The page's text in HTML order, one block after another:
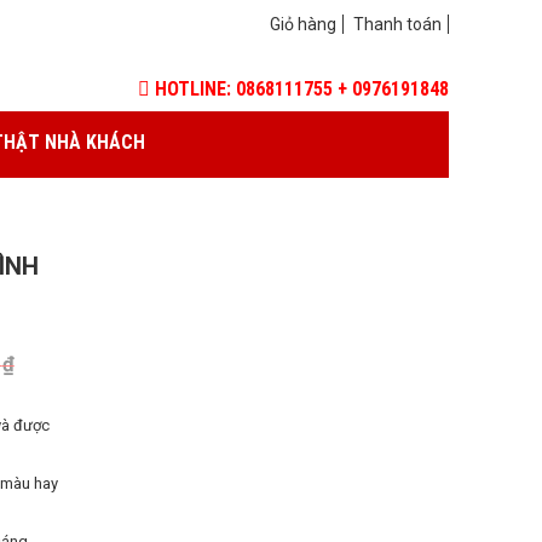
Giỏ hàng Thanh toán
HOTLINE: 0868111755 + 0976191848
NHÀ KHÁCH
₫
được
hay